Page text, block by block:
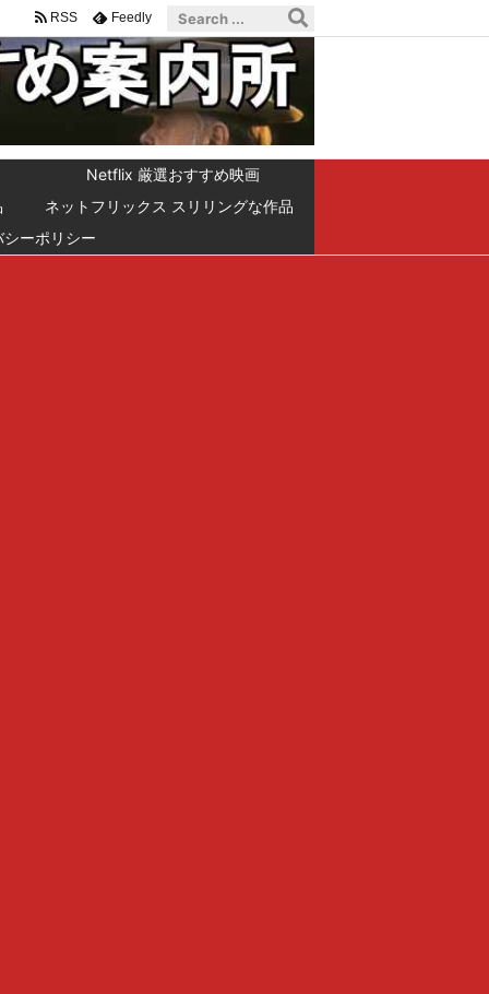
Netflix 厳選おすすめ映画
ネットフリックス スリリングな作品
ーポリシー
RSS Feedly